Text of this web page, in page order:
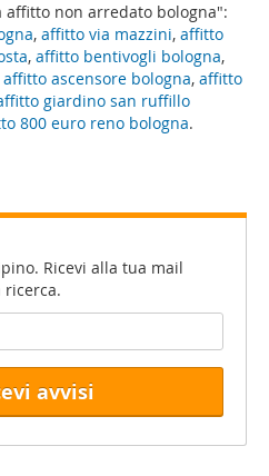
affitto non arredato bologna":
, affitto via mazzini, affitto
, affitto bentivogli bologna,
affitto ascensore bologna, affitto
giardino san ruffillo
800 euro reno bologna.
Ricevi alla tua mail
ricerca.
avvisi